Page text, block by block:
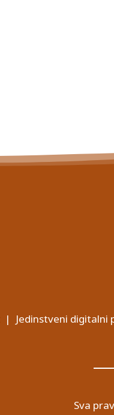
| Jedinstveni digitalni
Sva